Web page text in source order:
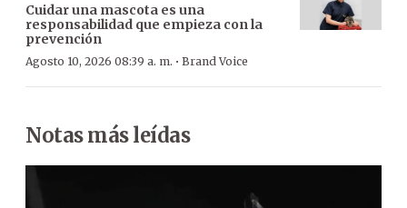
Cuidar una mascota es una
responsabilidad que empieza con la
prevención
Agosto 10, 2026 08:39 a. m. · Brand Voice
Notas más leídas